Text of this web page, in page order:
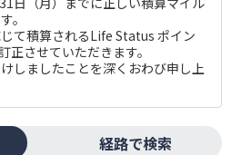
。
て積算されるLife Status ポイン
正させていただきます。
しましたことを深くおわび申し上
経路で検索